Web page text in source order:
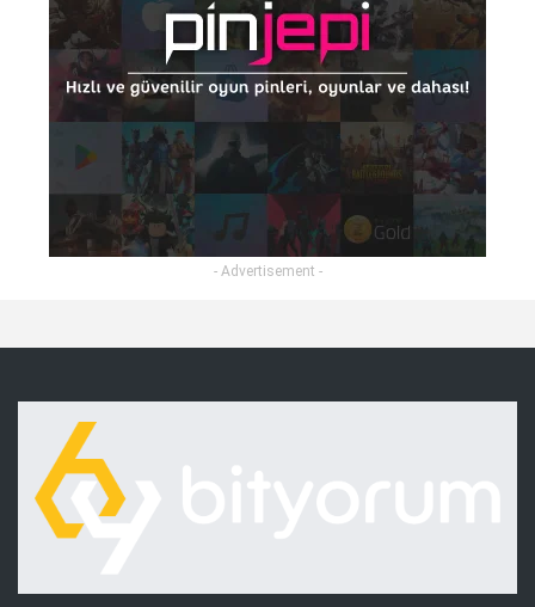
- Advertisement -